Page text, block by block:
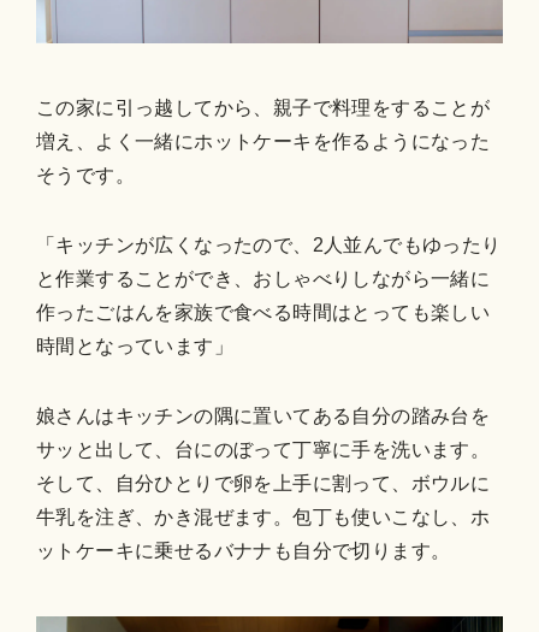
この家に引っ越してから、親子で料理をすることが
増え、よく一緒にホットケーキを作るようになった
そうです。
「キッチンが広くなったので、2人並んでもゆったり
と作業することができ、おしゃべりしながら一緒に
作ったごはんを家族で食べる時間はとっても楽しい
時間となっています」
娘さんはキッチンの隅に置いてある自分の踏み台を
サッと出して、台にのぼって丁寧に手を洗います。
そして、自分ひとりで卵を上手に割って、ボウルに
牛乳を注ぎ、かき混ぜます。包丁も使いこなし、ホ
ットケーキに乗せるバナナも自分で切ります。